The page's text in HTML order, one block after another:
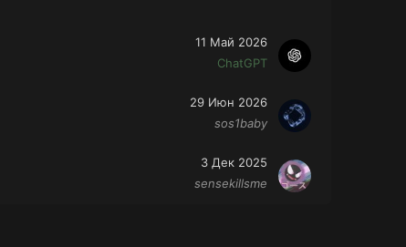
11 Май 2026
ChatGPT
29 Июн 2026
sos1baby
3 Дек 2025
sensekillsme